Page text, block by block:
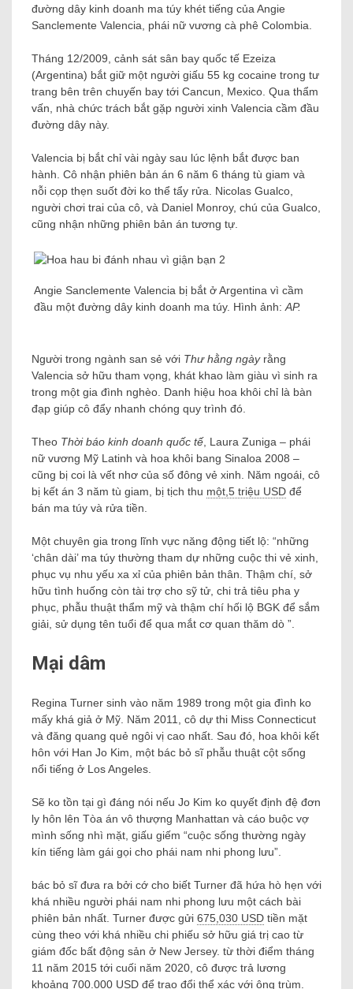
đường dây kinh doanh ma túy khét tiếng của Angie
Sanclemente Valencia, phái nữ vương cà phê Colombia.
Tháng 12/2009, cảnh sát sân bay quốc tế Ezeiza
(Argentina) bắt giữ một người giấu 55 kg cocaine trong tư
trang bên trên chuyến bay tới Cancun, Mexico. Qua thẩm
vấn, nhà chức trách bắt gặp người xinh Valencia cầm đầu
đường dây này.
Valencia bị bắt chỉ vài ngày sau lúc lệnh bắt được ban
hành. Cô nhận phiên bản án 6 năm 6 tháng tù giam và
nỗi cọp thẹn suốt đời ko thể tẩy rửa. Nicolas Gualco,
người chơi trai của cô, và Daniel Monroy, chú của Gualco,
cũng nhận những phiên bản án tương tự.
Angie Sanclemente Valencia bị bắt ở Argentina vì cầm
đầu một đường dây kinh doanh ma túy. Hình ảnh:AP.
Người trong ngành san sẻ với Thư hằng ngàyrằng
Valencia sở hữu tham vọng, khát khao làm giàu vì sinh ra
trong một gia đình nghèo. Danh hiệu hoa khôi chỉ là bàn
đạp giúp cô đẩy nhanh chóng quy trình đó.
Theo Thời báo kinh doanh quốc tế, Laura Zuniga – phái
nữ vương Mỹ Latinh và hoa khôi bang Sinaloa 2008 –
cũng bị coi là vết nhơ của số đông vẻ xinh. Năm ngoái, cô
bị kết án 3 năm tù giam, bị tịch thu một,5 triệu USD để
bán ma túy và rửa tiền.
Một chuyên gia trong lĩnh vực năng động tiết lộ: “những
‘chân dài’ ma túy thường tham dự những cuộc thi vẻ xinh,
phục vụ nhu yếu xa xỉ của phiên bản thân. Thậm chí, sở
hữu tình huống còn tài trợ cho sỹ tử, chi trả tiêu pha y
phục, phẫu thuật thẩm mỹ và thậm chí hối lộ BGK để sắm
giải, sử dụng tên tuổi để qua mắt cơ quan thăm dò ”.
Mại dâm
Regina Turner sinh vào năm 1989 trong một gia đình ko
mấy khá giả ở Mỹ. Năm 2011, cô dự thi Miss Connecticut
và đăng quang quẻ ngôi vị cao nhất. Sau đó, hoa khôi kết
hôn với Han Jo Kim, một bác bỏ sĩ phẫu thuật cột sống
nổi tiếng ở Los Angeles.
Sẽ ko tồn tại gì đáng nói nếu Jo Kim ko quyết định đệ đơn
ly hôn lên Tòa án vô thượng Manhattan và cáo buộc vợ
mình sống nhì mặt, giấu giếm “cuộc sống thường ngày
kín tiếng làm gái gọi cho phái nam nhi phong lưu”.
bác bỏ sĩ đưa ra bởi cớ cho biết Turner đã hứa hò hẹn với
khá nhiều người phái nam nhi phong lưu một cách bài
phiên bản nhất. Turner được gửi 675,030 USD tiền mặt
cùng theo với khá nhiều chi phiếu sở hữu giá trị cao từ
giám đốc bất động sản ở New Jersey. từ thời điểm tháng
11 năm 2015 tới cuối năm 2020, cô được trả lương
khoảng 700.000 USD để trao đổi thể xác với ông trùm.